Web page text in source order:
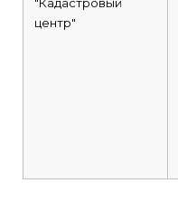
центр"